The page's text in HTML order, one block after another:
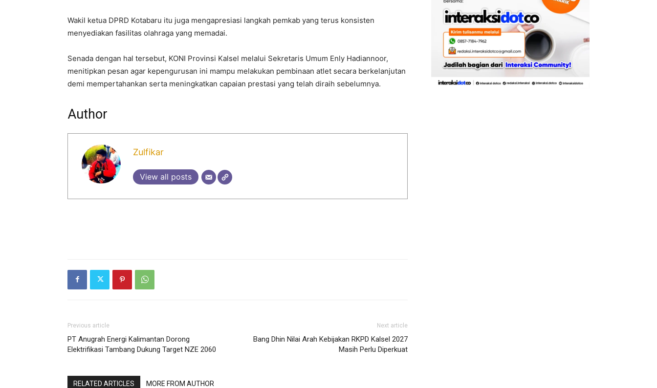
Wakil ketua DPRD Kotabaru itu juga mengapresiasi langkah pemkab yang terus konsisten
menyediakan fasilitas olahraga yang memadai.
Senada dengan hal tersebut, KONI Provinsi Kalsel melalui Sekretaris Umum Enly Hadiannoor,
menitipkan pesan agar kepengurusan ini mampu melakukan pembinaan atlet secara berkelanjutan
demi mempertahankan serta meningkatkan capaian prestasi yang telah diraih sebelumnya.
Author
Zulfikar
View all posts
Previous article
PT Anugrah Energi Kalimantan Dorong
Elektrifikasi Tambang Dukung Target NZE 2060
Next article
Bang Dhin Nilai Arah Kebijakan RKPD Kalsel 2027
Masih Perlu Diperkuat
RELATED ARTICLES MORE FROM AUTHOR